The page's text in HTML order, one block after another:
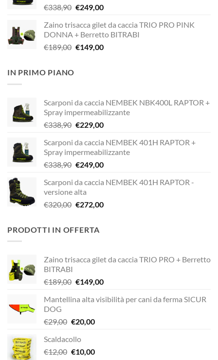
€338,90.€229,00.
€338,90 Il
originale
era:
€338,90.
€249,00Il
attuale
è:
€249,00.
Zaino trisacca gilet da caccia TRIO PRO PINK
DONNA + Berretto BITRABI
€189,00 Il
€149,00Il
IN PRIMO PIANO
Scarponi da caccia NEMBEK NBK400L RAPTOR +
Spray impermeabilizzante
€338,90 Il
originale
era:
€338,90.
€229,00Il
attuale
è:
€229,00.
Scarponi da caccia NEMBEK 401H RAPTOR +
Spray impermeabilizzante
€338,90 Il
originale
era:
€338,90.
€249,00Il
attuale
€249,00.
Scarponi da caccia NEMBEK 401H RAPTOR -
versione alta
€320,00 Il
era:
€272,00Il
PRODOTTI IN OFFERTA
Zaino trisacca gilet da caccia TRIO PRO + Berretto
BITRABI
€189,00 Il
originale
€189,00.
€149,00Il
attuale
Mantellina alta visibilità per cani da ferma SICUR
DOG
€29,00 Il
originale
era:
€20,00Il
è:
Scaldacollo
€12,00 Il
€10,00Il